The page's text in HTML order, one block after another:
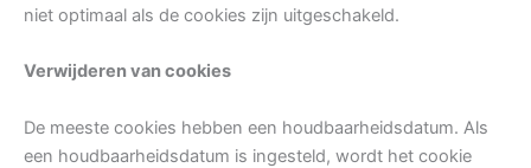
niet optimaal als de cookies zijn uitgeschakeld.
Verwijderen van cookies
De meeste cookies hebben een houdbaarheidsdatum. Als
een houdbaarheidsdatum is ingesteld, wordt het cookie